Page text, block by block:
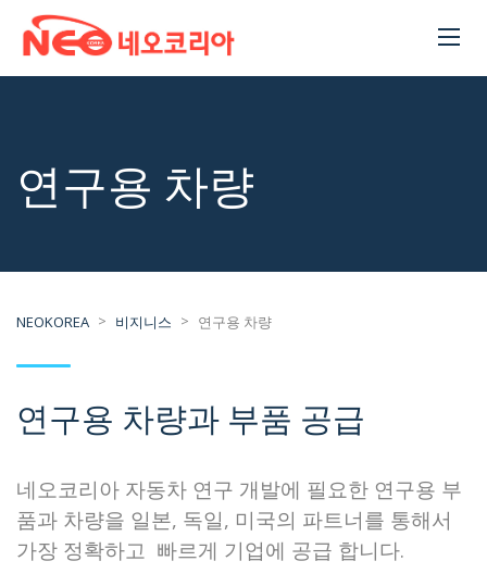
연구용 차량
NEOKOREA > 비지니스 > 연구용 차량
연구용 차량과 부품 공급
네오코리아 자동차 연구 개발에 필요한 연구용 부
품과 차량을 일본, 독일, 미국의 파트너를 통해서
가장 정확하고 빠르게 기업에 공급 합니다.